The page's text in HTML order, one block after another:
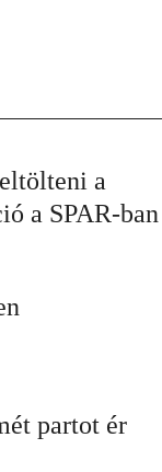
a
a SPAR-ban
partot ér